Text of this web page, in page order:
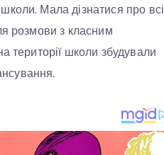
Мала дізнатися про всі
розмови з класним
території школи збудували